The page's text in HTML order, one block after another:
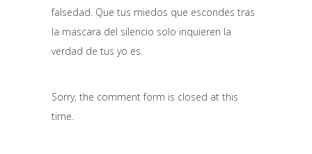
falsedad. Que tus miedos que escondes tras
la mascara del silencio solo inquieren la
verdad de tus yo es.
Sorry, the comment form is closed at this
time.